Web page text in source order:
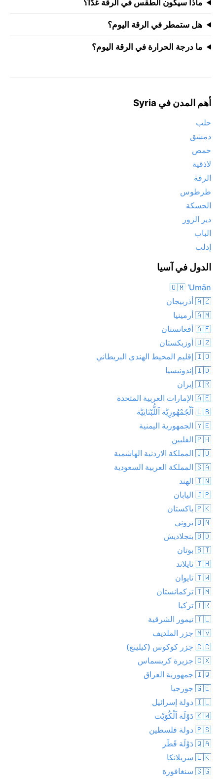
ماذا سيكون الطقس في الرقة غدًا؟
هل ستمطر في الرقة اليوم؟
ما درجة الحرارة في الرقة اليوم؟
أهم المدن في Syria
حلب
دمشق
حمص
لاذقية
الرقة
طرطوس
الحسكة
دير الزور
الباب
إدلب
الدول في آسيا
🇴🇲 ‘Umān
🇦🇿 أذربيجان
🇦🇲 أرمينيا
🇦🇫 أفغانستان
🇺🇿 أوزبكستان
🇮🇴 إقليم المحيط الهندي البريطاني
🇮🇩 إندونيسيا
🇮🇷 إيران
🇦🇪 الإمارات العربية المتحدة
🇱🇧 اَلْجُمْهُورِيَّة اَللُّبْنَانِيَّة
🇾🇪 الجمهورية اليمنية
🇵🇭 الفلبين
🇯🇴 المملكة الاردنية الهاشمية
🇸🇦 المملكة العربية السعودية
🇮🇳 الهند
🇯🇵 اليابان
🇵🇰 باكستان
🇧🇳 بروني
🇧🇩 بنجلاديش
🇧🇹 بوتان
🇹🇭 تايلاند
🇹🇼 تايوان
🇹🇲 تركمانستان
🇹🇷 تركيا
🇹🇱 تيمور الشرقية
🇲🇻 جزر الملديف
🇨🇨 جزر كوكوس (كيلينغ)
🇨🇽 جزيرة كريسماس
🇮🇶 جمهورية العراق
🇬🇪 جورجيا
🇮🇱 دولة إسرائيل
🇰🇼 دَوْلَة اَلْكُوَيْت
🇵🇸 دولة فلسطين
🇶🇦 دَوْلَة قَطَر
🇱🇰 سريلانكا
🇸🇬 سنغافورة